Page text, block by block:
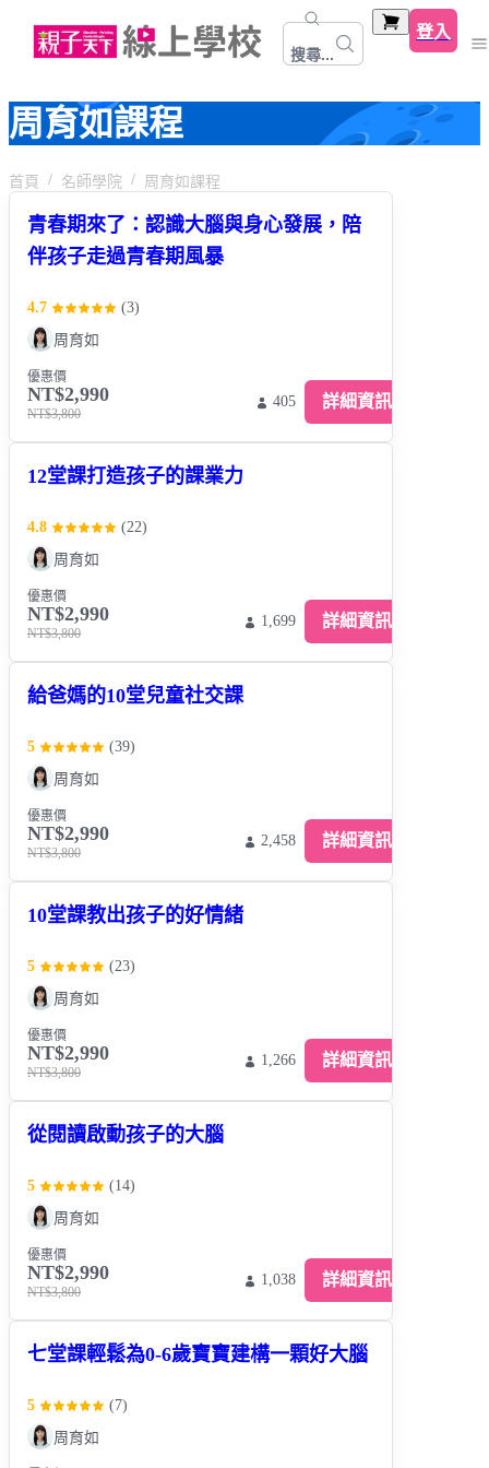
搜尋...
登入
周育如課程
首頁 名師學院 周育如課程
青春期來了：認識大腦與身心發展，陪
伴孩子走過青春期風暴
4.7 (3)
周育如
優惠價
NT$2,990
NT$3,800
405 詳細資訊
12堂課打造孩子的課業力
4.8 (22)
周育如
優惠價
NT$2,990
NT$3,800
1,699 詳細資訊
給爸媽的10堂兒童社交課
5 (39)
周育如
優惠價
NT$2,990
NT$3,800
2,458 詳細資訊
10堂課教出孩子的好情緒
5 (23)
周育如
優惠價
NT$2,990
NT$3,800
1,266 詳細資訊
從閱讀啟動孩子的大腦
5 (14)
周育如
優惠價
NT$2,990
NT$3,800
1,038 詳細資訊
七堂課輕鬆為0-6歲寶寶建構一顆好大腦
5 (7)
周育如